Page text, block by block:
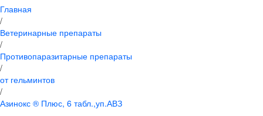
Главная
/
Ветеринарные препараты
/
Противопаразитарные препараты
/
от гельминтов
/
Азинокс ® Плюс, 6 табл.,уп.АВЗ